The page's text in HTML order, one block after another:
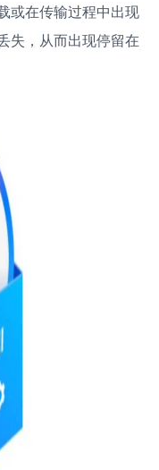
或在传输过程中出现
失，从而出现停留在